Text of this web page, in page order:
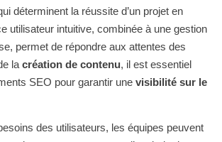
déterminent la réussite d’un projet en
utilisateur intuitive, combinée à une gestion
permet de répondre aux attentes des
la création de contenu, il est essentiel
SEO pour garantir une visibilité sur le
des utilisateurs, les équipes peuvent